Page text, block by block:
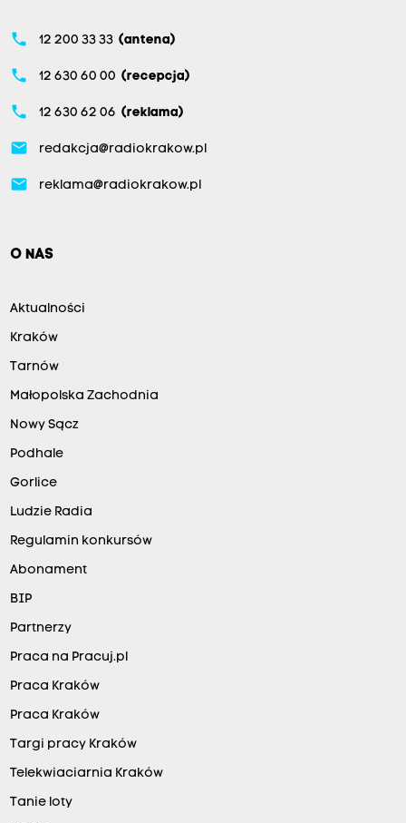
phone 12 200 33 33 (antena)
phone 12 630 60 00 (recepcja)
phone 12 630 62 06 (reklama)
email redakcja@radiokrakow.pl
email reklama@radiokrakow.pl
O NAS
Aktualności
Kraków
Tarnów
Małopolska Zachodnia
Nowy Sącz
Podhale
Gorlice
Ludzie Radia
Regulamin konkursów
Abonament
BIP
Partnerzy
Praca na Pracuj.pl
Praca Kraków
Praca Kraków
Targi pracy Kraków
Telekwiaciarnia Kraków
Tanie loty